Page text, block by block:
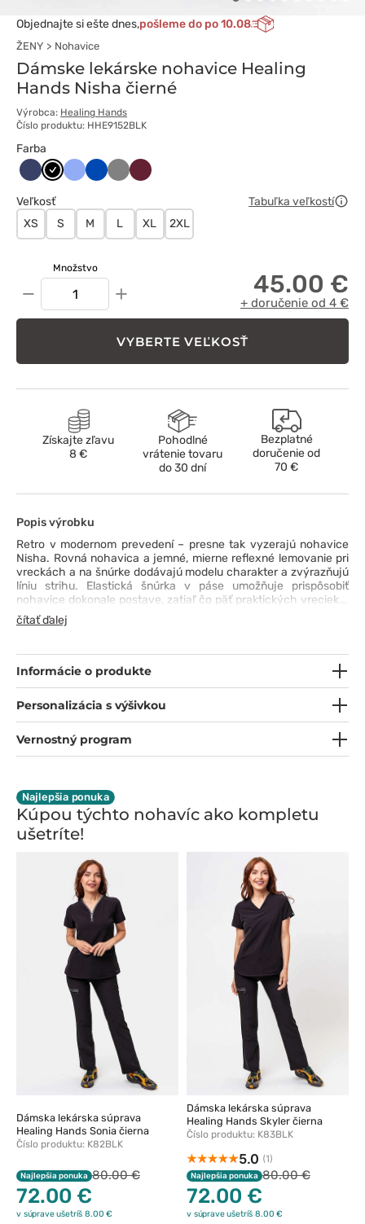
Objednajte si ešte dnes,pošleme do po 10.08
ŽENY Nohavice
Dámske lekárske nohavice Healing
Hands Nisha čierné
Výrobca: Healing Hands
Číslo produktu: HHE9152BLK
Farba
Ciemny
CzarnyKlasyczny
Królewski
Szary Wiśniowy
Veľkosť
Tabuľka veľkostí
XS
S M L XL 2XL
Množstvo
− + 45.00 €
+ doručenie od 4 €
VYBERTE VEĽKOSŤ
Získajte zľavu
8 €
Pohodlné
vrátenie tovaru
do 30 dní
Bezplatné
doručenie od
70 €
Popis výrobku
Retro v modernom prevedení – presne tak vyzerajú nohavice
Nisha. Rovná nohavica a jemné, mierne reflexné lemovanie pri
vreckách a na šnúrke dodávajú modelu charakter a zvýrazňujú
líniu strihu. Elastická šnúrka v páse umožňuje prispôsobiť
nohavice dokonale postave, zatiaľ čo päť praktických vreciek –
vrátane cargo vrecka s kovovým logom – pojme všetky
potrebné drobnosti. Mäkká, 4-smerne pružná tkanina odvádza
sú nohavice, ktoré spájajú funkčnosť, pohodlie a jemne
športový retro štýl – ideálne samostatne alebo v kombinácii s
čítať ďalej
Informácie o produkte
Personalizácia s výšivkou
Vernostný program
Najlepšia ponuka
Kúpou týchto nohavíc ako kompletu
ušetríte!
Dámska lekárska súprava
Healing Hands Sonia čierna
Číslo produktu: K82BLK
Najlepšia ponuka 80.00 €
72.00 €
v súprave ušetríš 8.00 €
Dámska lekárska súprava
Healing Hands Skyler čierna
Číslo produktu: K83BLK
5.0 (1)
Najlepšia ponuka 80.00 €
72.00 €
v súprave ušetríš 8.00 €